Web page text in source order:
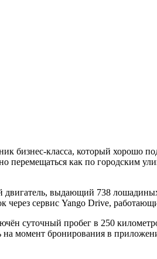
бизнес-класса, который хорошо
как по городским
выдающий 738
через сервис Yango Drive,
суточный пробег в 250
на момент бронирования в